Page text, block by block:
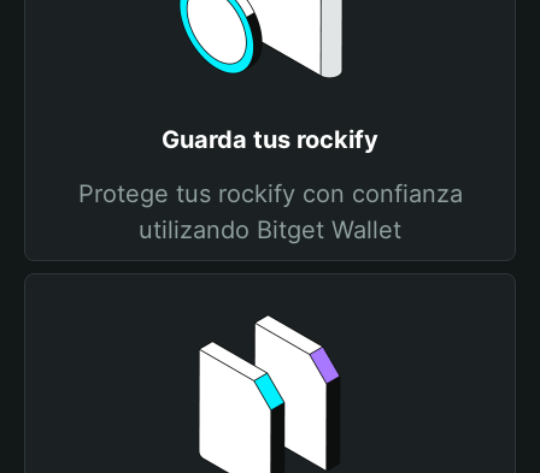
Guarda tus rockify
Protege tus rockify con confianza
utilizando Bitget Wallet